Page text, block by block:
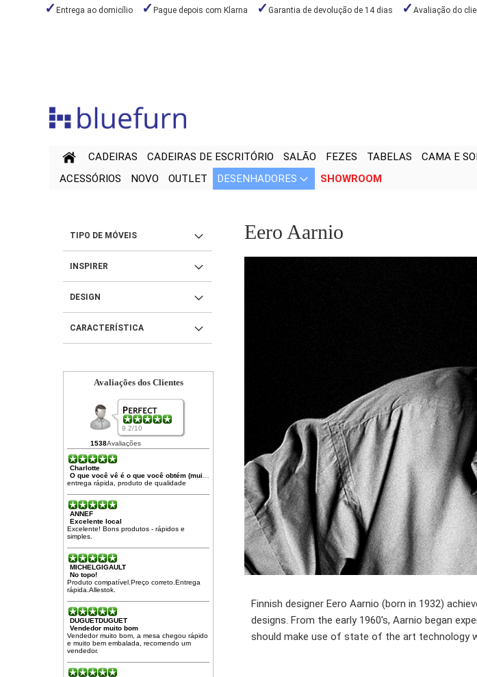
Entrega ao domicílio Pague depois com Klarna Garantia de devolução de 14 dias Avaliação do
Conteúdo
CADEIRAS CADEIRAS DE ESCRITÓRIO SALÃO FEZES TABELAS CAMA E
ACESSÓRIOS
NOVO OUTLET DESENHADORES SHOWROOM
Eero Aarnio
Finnish designer Eero Aarnio (born in 1932)
designs. From the early 1960's, Aarnio began
should make use of state of the art technology
TIPO DE MÓVEIS
INSPIRER
DESIGN
CARACTERÍSTICA
Avaliações dos Clientes
9.2/10
1538Avaliações
Charlotte
O que você vê é o que você obtém (muito rápido)
entrega rápida, produto de qualidade
ANNEF
Excelente local
Excelente! Bons produtos - rápidos e
simples.
MICHELGIGAULT
No topo!
Produto compatível.Preço correto.Entrega
rápida.Allestok.
DUGUETDUGUET
Vendedor muito bom
Vendedor muito bom, a mesa chegou rápido
e muito bem embalada, recomendo um
vendedor.